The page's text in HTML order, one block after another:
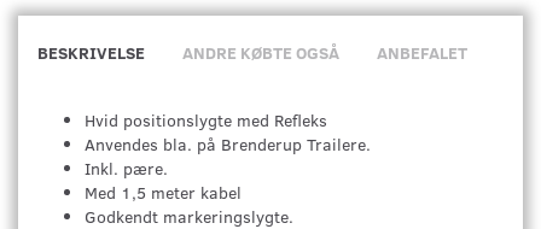
BESKRIVELSE ANDRE KØBTE OGSÅ ANBEFALET
Hvid positionslygte med Refleks
Anvendes bla. på Brenderup Trailere.
Inkl. pære.
Med 1,5 meter kabel
Godkendt markeringslygte.